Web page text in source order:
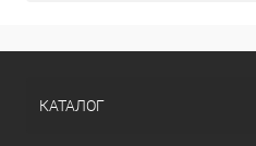
КАТАЛОГ